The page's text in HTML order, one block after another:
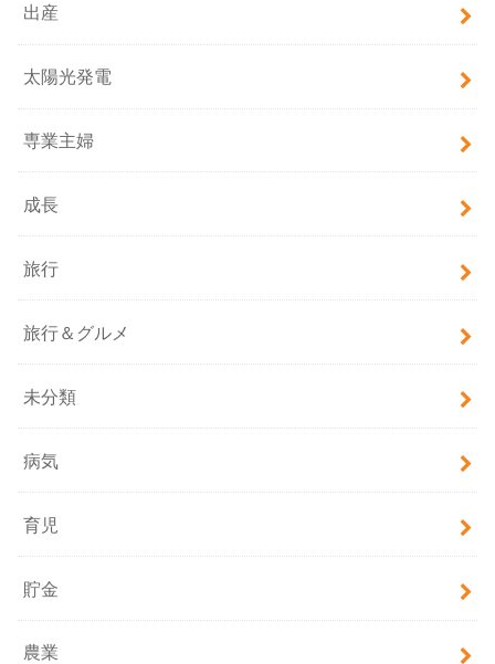
出産
太陽光発電
専業主婦
成長
旅行
旅行＆グルメ
未分類
病気
育児
貯金
農業